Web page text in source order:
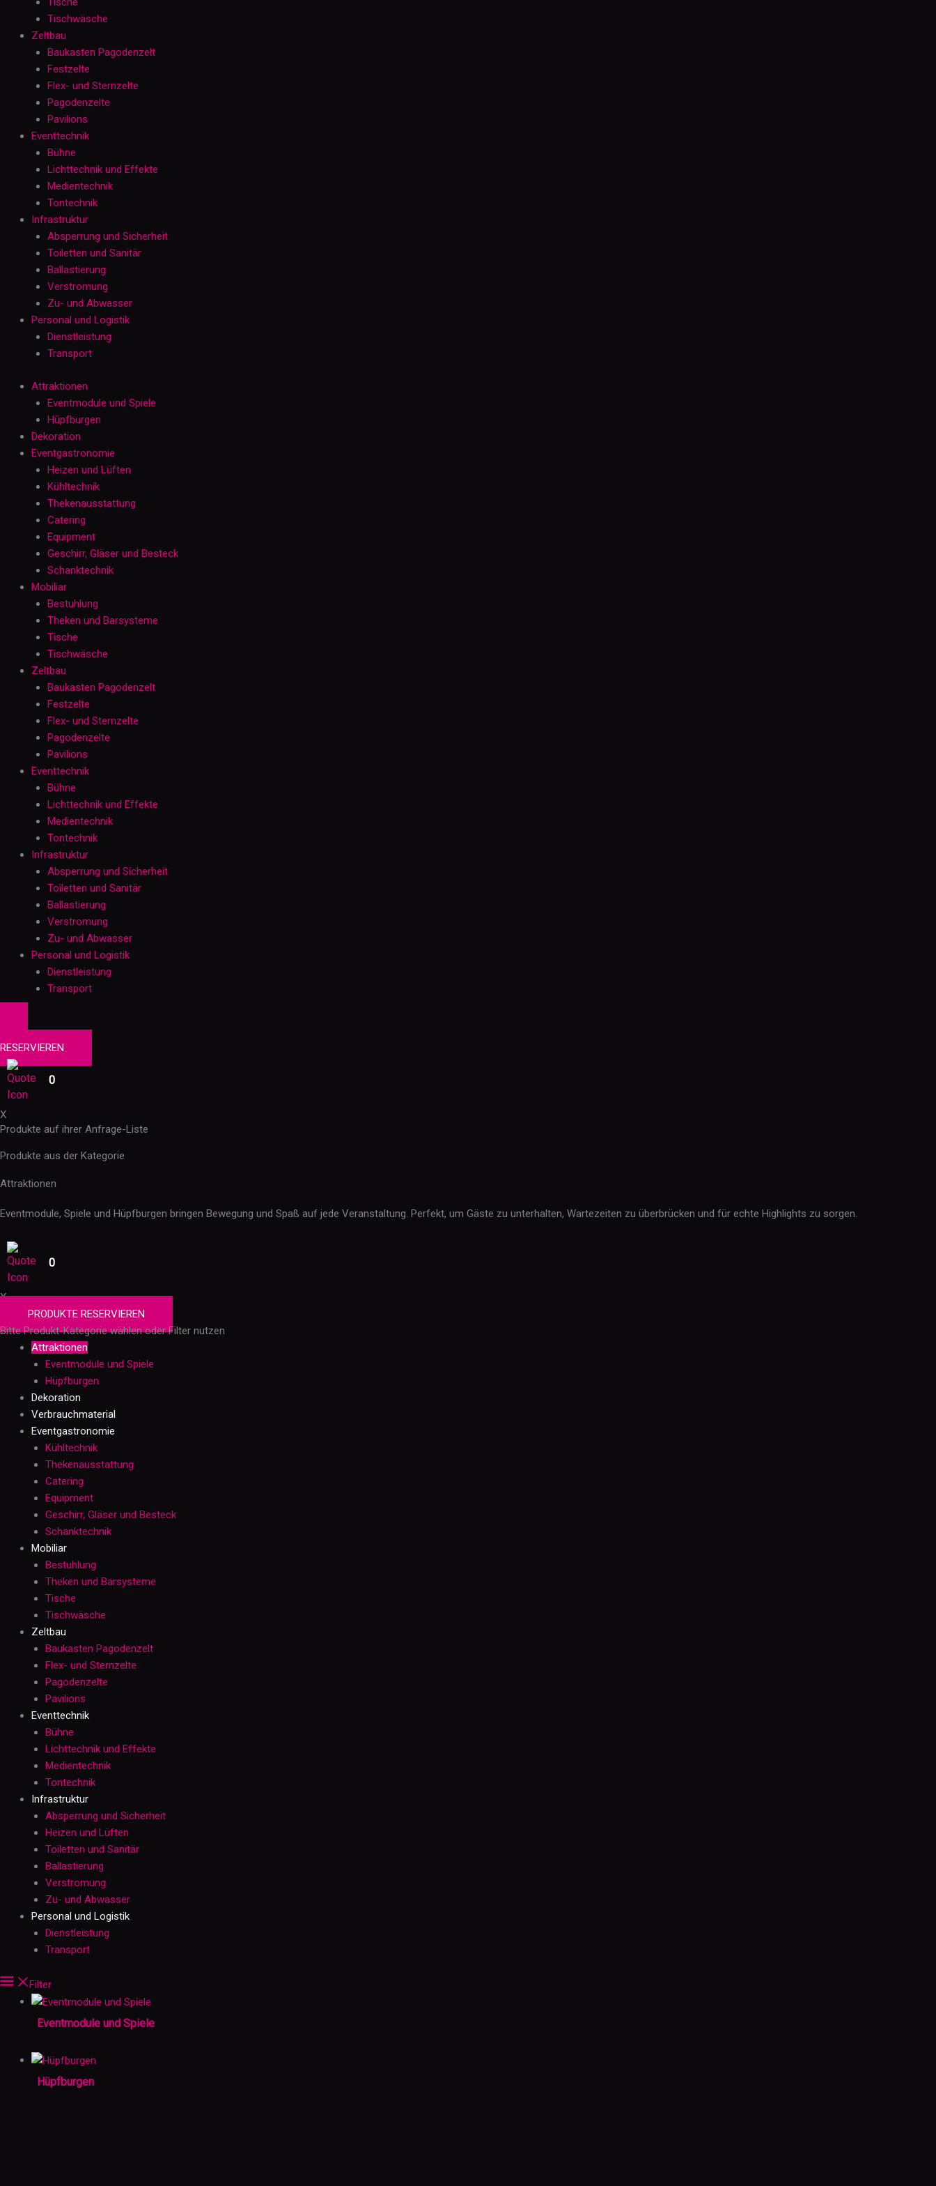
Tischwäsche
Zeltbau
Baukasten Pagodenzelt
Festzelte
Flex- und Sternzelte
Pagodenzelte
Pavilions
Eventtechnik
Bühne
Lichttechnik und Effekte
Medientechnik
Tontechnik
Infrastruktur
Absperrung und Sicherheit
Toiletten und Sanitär
Ballastierung
Verstromung
Zu- und Abwasser
Personal und Logistik
Dienstleistung
Transport
Attraktionen
Eventmodule und Spiele
Hüpfburgen
Dekoration
Eventgastronomie
Heizen und Lüften
Kühltechnik
Thekenausstattung
Catering
Equipment
Geschirr, Gläser und Besteck
Schanktechnik
Mobiliar
Bestuhlung
Theken und Barsysteme
Tische
Tischwäsche
Zeltbau
Baukasten Pagodenzelt
Festzelte
Flex- und Sternzelte
Pagodenzelte
Pavilions
Eventtechnik
Bühne
Lichttechnik und Effekte
Medientechnik
Tontechnik
Infrastruktur
Absperrung und Sicherheit
Toiletten und Sanitär
Ballastierung
Verstromung
Zu- und Abwasser
Personal und Logistik
Dienstleistung
Transport
PRODUKTE
RESERVIEREN
0
X
Produkte auf ihrer Anfrage-Liste
Produkte aus der Kategorie
Attraktionen
Eventmodule, Spiele und Hüpfburgen bringen Bewegung und Spaß auf jede Veranstaltung. Perfekt, um Gäste zu unterhalten, Wartezeiten zu überbrücken und für echte Highlights zu sorgen.
0
X
PRODUKTE RESERVIEREN
Bitte Produkt-Kategorie wählen oder Filter nutzen
Attraktionen
Eventmodule und Spiele
Hüpfburgen
Dekoration
Verbrauchmaterial
Eventgastronomie
Kühltechnik
Thekenausstattung
Catering
Equipment
Geschirr, Gläser und Besteck
Schanktechnik
Mobiliar
Bestuhlung
Theken und Barsysteme
Tische
Tischwäsche
Zeltbau
Baukasten Pagodenzelt
Flex- und Sternzelte
Pagodenzelte
Pavilions
Eventtechnik
Bühne
Lichttechnik und Effekte
Medientechnik
Tontechnik
Infrastruktur
Absperrung und Sicherheit
Heizen und Lüften
Toiletten und Sanitär
Ballastierung
Verstromung
Zu- und Abwasser
Personal und Logistik
Dienstleistung
Transport
Filter
Eventmodule und Spiele
Hüpfburgen